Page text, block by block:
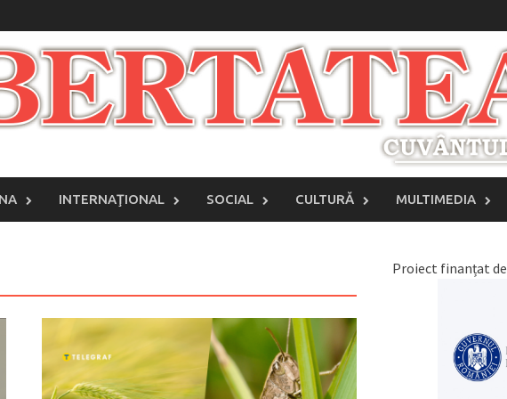
INTERNAŢIONAL SOCIAL CULTURĂ MULTIMEDIA
Proiect finanțat de